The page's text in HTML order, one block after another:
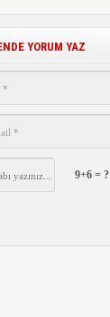
YORUM YAZ
9+6 = ?